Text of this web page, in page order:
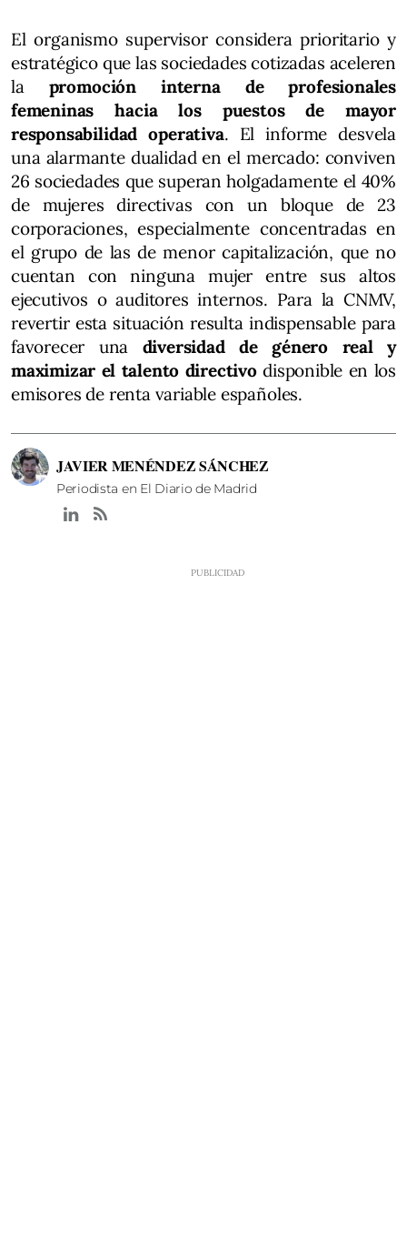
El organismo supervisor considera prioritario y
estratégico que las sociedades cotizadas aceleren
la promoción interna de profesionales
femeninas hacia los puestos de mayor
responsabilidad operativa. El informe desvela
una alarmante dualidad en el mercado: conviven
26 sociedades que superan holgadamente el 40%
de mujeres directivas con un bloque de 23
corporaciones, especialmente concentradas en
el grupo de las de menor capitalización, que no
cuentan con ninguna mujer entre sus altos
ejecutivos o auditores internos. Para la CNMV,
revertir esta situación resulta indispensable para
favorecer una diversidad de género real y
maximizar el talento directivodisponible en los
emisores de renta variable españoles.
JAVIER MENÉNDEZ SÁNCHEZ
Periodista en El Diario de Madrid